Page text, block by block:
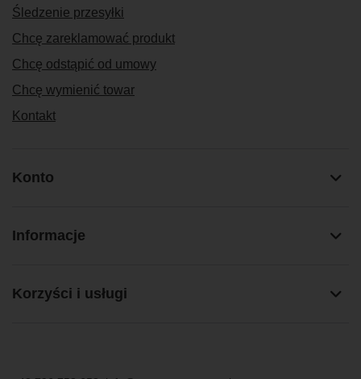
Śledzenie przesyłki
Chcę zareklamować produkt
Chcę odstąpić od umowy
Chcę wymienić towar
Kontakt
Konto
Informacje
Korzyści i usługi